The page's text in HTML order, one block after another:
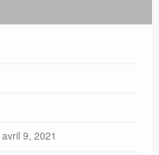
avril 9, 2021